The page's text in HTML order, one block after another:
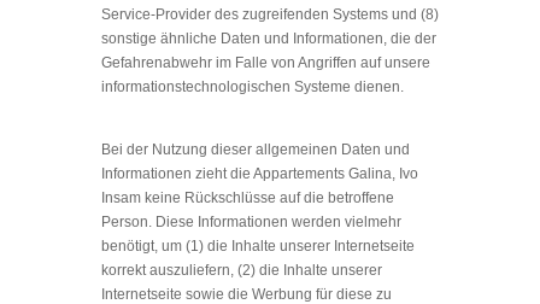
Service-Provider des zugreifenden Systems und (8)
sonstige ähnliche Daten und Informationen, die der
Gefahrenabwehr im Falle von Angriffen auf unsere
informationstechnologischen Systeme dienen.
Bei der Nutzung dieser allgemeinen Daten und
Informationen zieht die Appartements Galina, Ivo
Insam keine Rückschlüsse auf die betroffene
Person. Diese Informationen werden vielmehr
benötigt, um (1) die Inhalte unserer Internetseite
korrekt auszuliefern, (2) die Inhalte unserer
Internetseite sowie die Werbung für diese zu